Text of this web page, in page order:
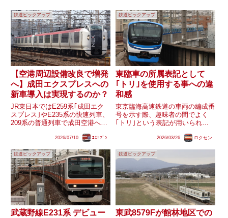
鉄道ピックアップ
【空港周辺設備改良で増発
へ】成田エクスプレスへの
新車導入は実現するのか？
JR東日本ではE259系｢成田エク
スプレス｣やE235系の快速列車、
209系の普通列車で成田空港への
後は現在京成成田スカイアクセス
線空港支線の複線化が行われる予
定です。｢成田エクス...
2026/07/10 ｴｽｾﾌﾞﾝ
鉄道ピックアップ
東臨車の所属表記として
｢トリ｣を使用する事への違
和感
東京臨海高速鉄道の車両の編成番
号を示す際、趣味者の間でよく
｢トリ｣という表記が用いられる
ます。確かに、りんかい線の車両
り、JRに倣った略称としては｢ト
リ｣ともなります。しかし...
2026/03/26 ロクセン
鉄道ピックアップ
武蔵野線E231系 デビュー
鉄道ピックアップ
東武8579Fが館林地区での